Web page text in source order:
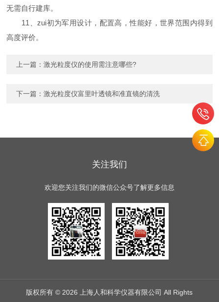
无需自行建库。
11、zui初为军用设计，配置高，性能好，世界范围内得到
高度评价。
上一篇：激光粒度仪的使用需注意哪些?
下一篇：激光粒度仪富里叶透镜和准直镜的清洗
关注我们
欢迎您关注我们的微信公众号了解更多信息
版权所有 © 2026 上海人和科学仪器有限公司 All Rights